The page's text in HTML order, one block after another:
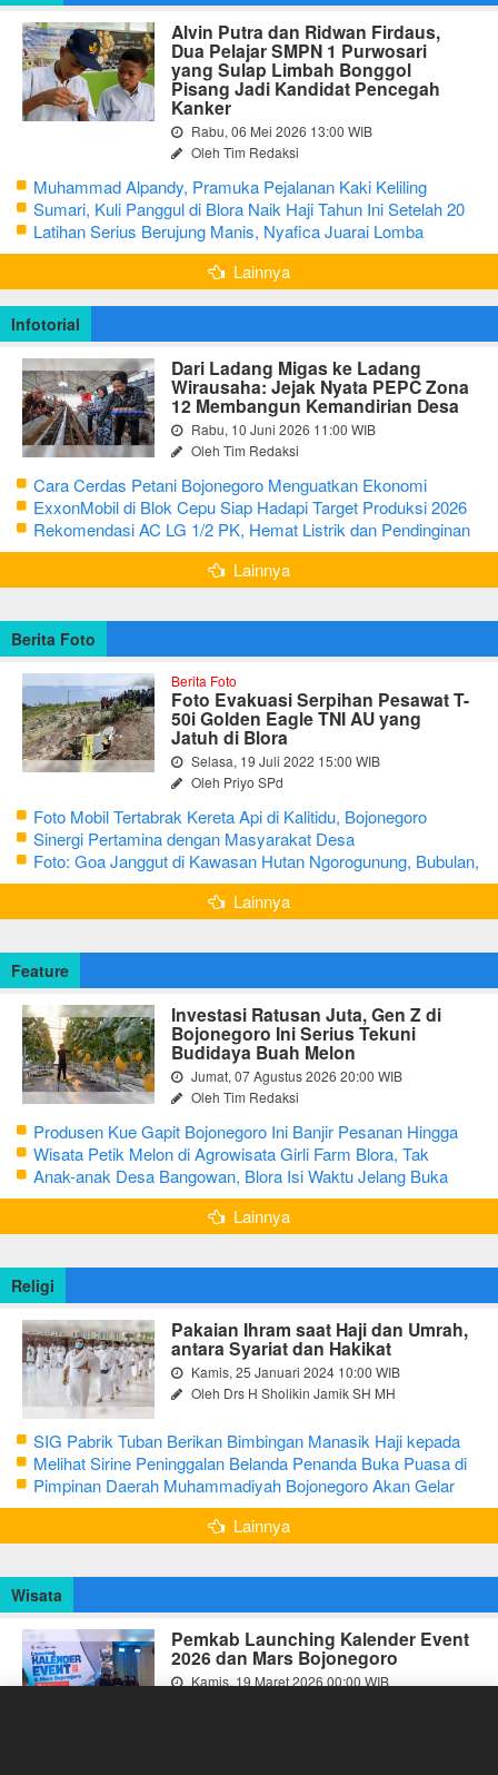
Alvin Putra dan Ridwan Firdaus,
Dua Pelajar SMPN 1 Purwosari
yang Sulap Limbah Bonggol
Pisang Jadi Kandidat Pencegah
Kanker
Rabu, 06 Mei 2026 13:00 WIB
Oleh Tim Redaksi
Muhammad Alpandy, Pramuka Pejalanan Kaki Keliling
Nusantara dengan Misi Literasi Budaya
Sumari, Kuli Panggul di Blora Naik Haji Tahun Ini Setelah 20
Tahun Sisihkan Uang Receh
Latihan Serius Berujung Manis, Nyafica Juarai Lomba
Bertutur tentang Nilai Hidup Orang Samin
Lainnya
Infotorial
Dari Ladang Migas ke Ladang
Wirausaha: Jejak Nyata PEPC Zona
12 Membangun Kemandirian Desa
Rabu, 10 Juni 2026 11:00 WIB
Oleh Tim Redaksi
Cara Cerdas Petani Bojonegoro Menguatkan Ekonomi
Keluarga
ExxonMobil di Blok Cepu Siap Hadapi Target Produksi 2026
Rekomendasi AC LG 1/2 PK, Hemat Listrik dan Pendinginan
Maksimal
Lainnya
Berita Foto
Berita Foto
Foto Evakuasi Serpihan Pesawat T-
50i Golden Eagle TNI AU yang
Jatuh di Blora
Selasa, 19 Juli 2022 15:00 WIB
Oleh Priyo SPd
Foto Mobil Tertabrak Kereta Api di Kalitidu, Bojonegoro
Sinergi Pertamina dengan Masyarakat Desa
Foto: Goa Janggut di Kawasan Hutan Ngorogunung, Bubulan,
Bojonegoro
Lainnya
Feature
Investasi Ratusan Juta, Gen Z di
Bojonegoro Ini Serius Tekuni
Budidaya Buah Melon
Jumat, 07 Agustus 2026 20:00 WIB
Oleh Tim Redaksi
Produsen Kue Gapit Bojonegoro Ini Banjir Pesanan Hingga
Puluhan Juta di Bulan Ramadan
Wisata Petik Melon di Agrowisata Girli Farm Blora, Tak
Sampai 5 Hari Sudah Ludes Terjual
Anak-anak Desa Bangowan, Blora Isi Waktu Jelang Buka
Puasa dengan Latihan Gamelan
Lainnya
Religi
Pakaian Ihram saat Haji dan Umrah,
antara Syariat dan Hakikat
Kamis, 25 Januari 2024 10:00 WIB
Oleh Drs H Sholikin Jamik SH MH
SIG Pabrik Tuban Berikan Bimbingan Manasik Haji kepada
CJH Kabupaten Tuban
Melihat Sirine Peninggalan Belanda Penanda Buka Puasa di
Pendopo Bupati Blora
Pimpinan Daerah Muhammadiyah Bojonegoro Akan Gelar
Salat Iduladha 9 Juli 2022
Lainnya
Wisata
Pemkab Launching Kalender Event
2026 dan Mars Bojonegoro
Kamis, 19 Maret 2026 00:00 WIB